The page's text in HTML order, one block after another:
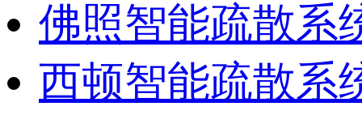
佛照智能疏散系
西顿智能疏散系